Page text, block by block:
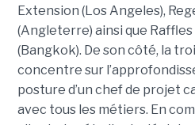
Extension (Los Angeles),
(Angleterre) ainsi que
(Bangkok). De son côté, la
concentre sur
posture d’un chef de projet
avec tous les métiers. En